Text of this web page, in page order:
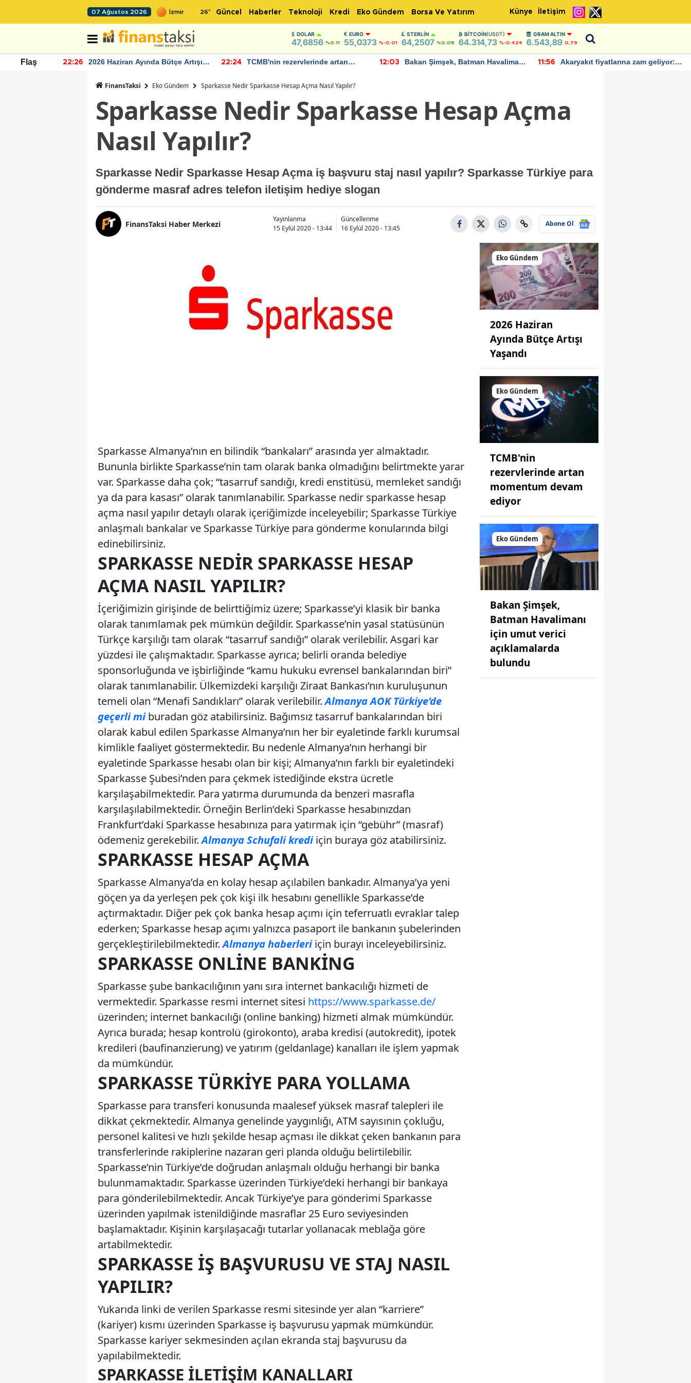
07 Ağustos 2026 26° Güncel Haberler Teknoloji Kredi Eko Gündem Borsa Ve Yatırım Künye İletişim
DOLAR
47,6856 %0.11
EURO
55,0373 %-0.01
STERLIN
64,2507 %0.08
BITCOIN(USDT)
64.314,73 %-0.424
GRAM ALTIN
6.543,89 0,79
Flaş 22:26
2026 Haziran Ayında Bütçe Artışı
22:24
TCMB'nin rezervlerinde artan
12:03
Bakan Şimşek, Batman Havalimanı
11:56
Akaryakıt fiyatlarına zam geliyor:
FinansTaksi Eko Gündem Sparkasse Nedir Sparkasse Hesap Açma Nasıl Yapılır?
Sparkasse Nedir Sparkasse Hesap Açma
Nasıl Yapılır?
Sparkasse Nedir Sparkasse Hesap Açma iş başvuru staj nasıl yapılır? Sparkasse Türkiye para
gönderme masraf adres telefon iletişim hediye slogan
FinansTaksi Haber Merkezi
Yayınlanma
15 Eylül 2020 - 13:44
Güncellenme
16 Eylül 2020 - 13:45
Abone Ol
Sparkasse Almanya’nın en bilindik “bankaları” arasında yer almaktadır.
Bununla birlikte Sparkasse’nin tam olarak banka olmadığını belirtmekte yarar
var. Sparkasse daha çok; “tasarruf sandığı, kredi enstitüsü, memleket sandığı
ya da para kasası” olarak tanımlanabilir. Sparkasse nedir sparkasse hesap
açma nasıl yapılır detaylı olarak içeriğimizde inceleyebilir; Sparkasse Türkiye
anlaşmalı bankalar ve Sparkasse Türkiye para gönderme konularında bilgi
edinebilirsiniz.
SPARKASSE NEDIR SPARKASSE HESAP
AÇMA NASIL YAPILIR?
İçeriğimizin girişinde de belirttiğimiz üzere; Sparkasse’yi klasik bir banka
olarak tanımlamak pek mümkün değildir. Sparkasse’nin yasal statüsünün
Türkçe karşılığı tam olarak “tasarruf sandığı” olarak verilebilir. Asgari kar
yüzdesi ile çalışmaktadır. Sparkasse ayrıca; belirli oranda belediye
sponsorluğunda ve işbirliğinde “kamu hukuku evrensel bankalarından biri”
olarak tanımlanabilir. Ülkemizdeki karşılığı Ziraat Bankası’nın kuruluşunun
temeli olan “Menafi Sandıkları” olarak verilebilir.Almanya AOK Türkiye’de
geçerli miburadan göz atabilirsiniz. Bağımsız tasarruf bankalarından biri
olarak kabul edilen Sparkasse Almanya’nın her bir eyaletinde farklı kurumsal
kimlikle faaliyet göstermektedir. Bu nedenle Almanya’nın herhangi bir
eyaletinde Sparkasse hesabı olan bir kişi; Almanya’nın farklı bir eyaletindeki
Sparkasse Şubesi’nden para çekmek istediğinde ekstra ücretle
karşılaşabilmektedir. Para yatırma durumunda da benzeri masrafla
karşılaşılabilmektedir. Örneğin Berlin’deki Sparkasse hesabınızdan
Frankfurt’daki Sparkasse hesabınıza para yatırmak için “gebühr” (masraf)
ödemeniz gerekebilir.Almanya Schufali krediiçin buraya göz atabilirsiniz.
SPARKASSE HESAP AÇMA
Sparkasse Almanya’da en kolay hesap açılabilen bankadır. Almanya’ya yeni
göçen ya da yerleşen pek çok kişi ilk hesabını genellikle Sparkasse’de
açtırmaktadır. Diğer pek çok banka hesap açımı için teferruatlı evraklar talep
ederken; Sparkasse hesap açımı yalnızca pasaport ile bankanın şubelerinden
gerçekleştirilebilmektedir.Almanya haberleriiçin burayı inceleyebilirsiniz.
SPARKASSE ONLINE BANKING
Sparkasse şube bankacılığının yanı sıra internet bankacılığı hizmeti de
vermektedir. Sparkasse resmi internet sitesi https://www.sparkasse.de/
üzerinden; internet bankacılığı (online banking) hizmeti almak mümkündür.
Ayrıca burada; hesap kontrolü (girokonto), araba kredisi (autokredit), ipotek
kredileri (baufinanzierung) ve yatırım (geldanlage) kanalları ile işlem yapmak
da mümkündür.
SPARKASSE TÜRKIYE PARA YOLLAMA
Sparkasse para transferi konusunda maalesef yüksek masraf talepleri ile
dikkat çekmektedir. Almanya genelinde yaygınlığı, ATM sayısının çokluğu,
personel kalitesi ve hızlı şekilde hesap açması ile dikkat çeken bankanın para
transferlerinde rakiplerine nazaran geri planda olduğu belirtilebilir.
Sparkasse’nin Türkiye’de doğrudan anlaşmalı olduğu herhangi bir banka
bulunmamaktadır. Sparkasse üzerinden Türkiye’deki herhangi bir bankaya
para gönderilebilmektedir. Ancak Türkiye’ye para gönderimi Sparkasse
üzerinden yapılmak istenildiğinde masraflar 25 Euro seviyesinden
başlamaktadır. Kişinin karşılaşacağı tutarlar yollanacak meblağa göre
artabilmektedir.
SPARKASSE İŞ BAŞVURUSU VE STAJ NASIL
YAPILIR?
Yukarıda linki de verilen Sparkasse resmi sitesinde yer alan “karriere”
(kariyer) kısmı üzerinden Sparkasse iş başvurusu yapmak mümkündür.
Sparkasse kariyer sekmesinden açılan ekranda staj başvurusu da
yapılabilmektedir.
SPARKASSE İLETIŞIM KANALLARI
Eko Gündem
2026 Haziran
Ayında Bütçe Artışı
Yaşandı
Eko Gündem
TCMB'nin
rezervlerinde artan
momentum devam
ediyor
Eko Gündem
Bakan Şimşek,
Batman Havalimanı
için umut verici
açıklamalarda
bulundu